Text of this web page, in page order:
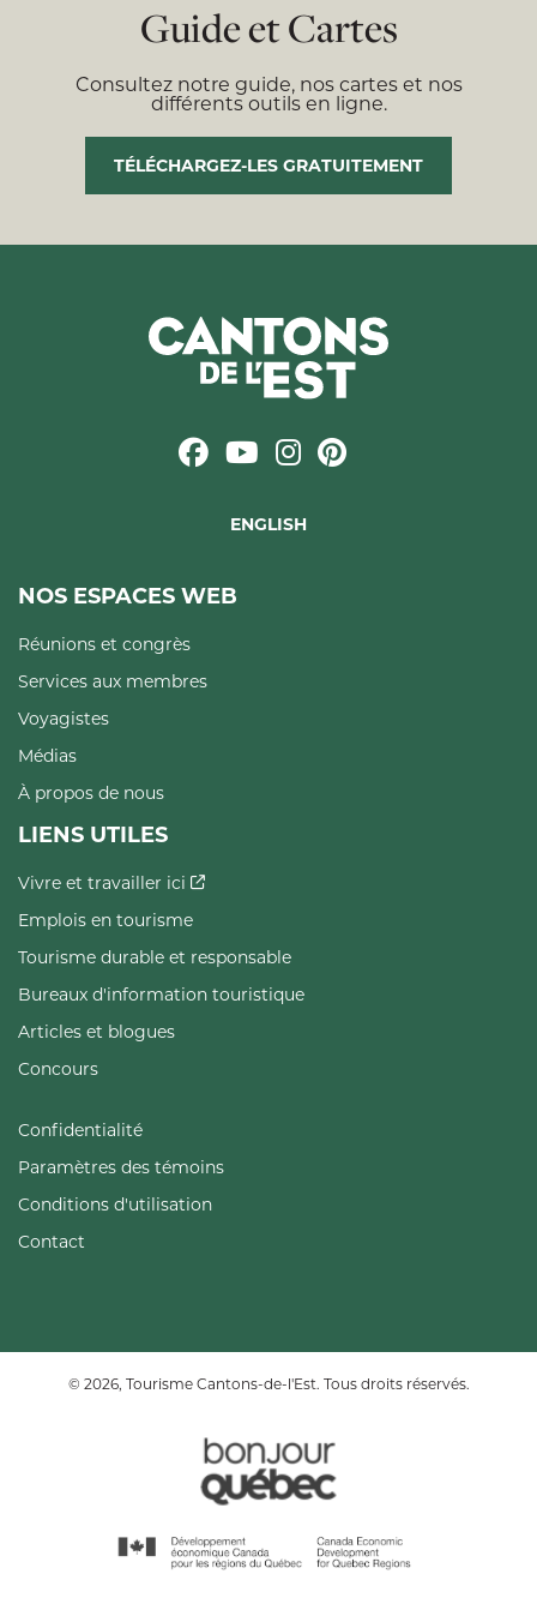
Guide et Cartes
Consultez notre guide, nos cartes et nos
différents outils en ligne.
TÉLÉCHARGEZ-LES GRATUITEMENT
ENGLISH
NOS ESPACES WEB
Réunions et congrès
Services aux membres
Voyagistes
Médias
À propos de nous
LIENS UTILES
Vivre et travailler ici
Emplois en tourisme
Tourisme durable et responsable
Bureaux d'information touristique
Articles et blogues
Concours
Confidentialité
Paramètres des témoins
Conditions d'utilisation
Contact
© 2026, Tourisme Cantons-de-l'Est. Tous droits réservés.